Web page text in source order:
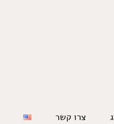
צרו קשר